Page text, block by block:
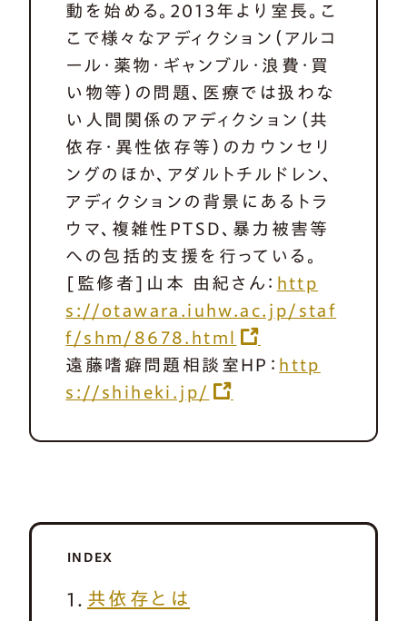
動を始める。2013年より室長。こ
こで様々なアディクション（アルコ
ール・薬物・ギャンブル・浪費・買
い物等）の問題、医療では扱わな
い人間関係のアディクション（共
依存・異性依存等）のカウンセリ
ングのほか、アダルトチルドレン、
アディクションの背景にあるトラ
ウマ、複雑性PTSD、暴力被害等
への包括的支援を行っている。
[監修者]山本 由紀さん： http
s://otawara.iuhw.ac.jp/staf
f/shm/8678.html
遠藤嗜癖問題相談室HP： http
s://shiheki.jp/
INDEX
共依存とは